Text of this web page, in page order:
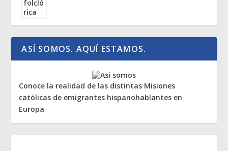
ASÍ SOMOS. AQUÍ ESTAMOS.
Conoce la realidad de las distintas Misiones
católicas de emigrantes hispanohablantes en
Europa